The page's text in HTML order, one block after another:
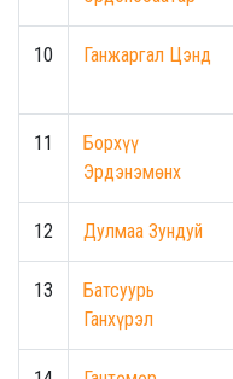
10 Ганжаргал Цэнд
11
Борхүү
Эрдэнэмөнх
12 Дулмаа Зундуй
13
Батсуурь
Ганхүрэл